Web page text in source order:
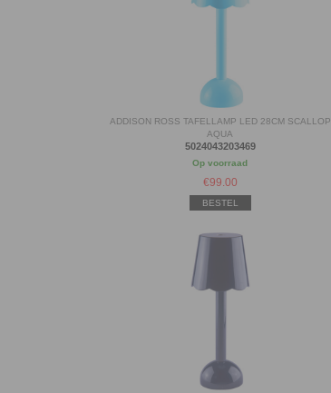
ADDISON ROSS TAFELLAMP LED 28CM SCALLOP
AQUA
5024043203469
Op voorraad
€99.00
BESTEL